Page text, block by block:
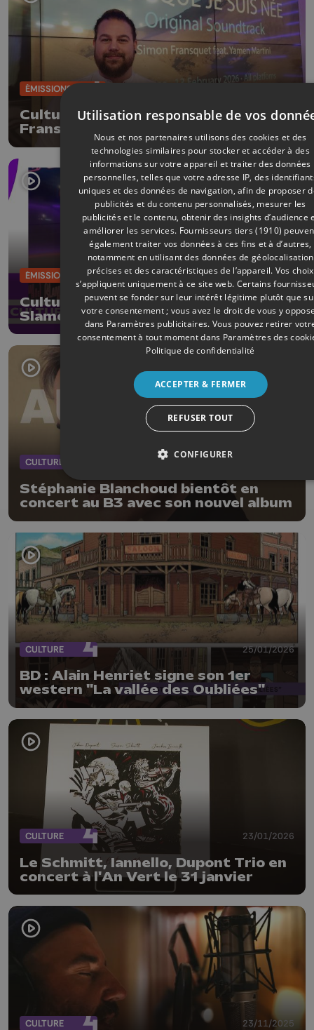
ÉMISSIONS
CultureL avec le compositeur Simon
Fransquet
ÉMISSIONS 30/01/2026
CultureL avec M'sieur 13 et la
Slamerie à Huy
CULTURE
Stéphanie Blanchoud bientôt en
concert au B3 avec son nouvel album
CULTURE 25/01/2026
BD : Alain Henriet signe son 1er
western "La vallée des Oubliées"
CULTURE 23/01/2026
Le Schmitt, Iannello, Dupont Trio en
concert à l'An Vert le 31 janvier
CULTURE 23/11/2025
Utilisation responsable de vos
Nous et nos partenaires utilisons des cookies et des
technologies similaires pour stocker et accéder à des
informations sur votre appareil et traiter des données
personnelles, telles que votre adresse IP, des
uniques et des données de navigation, afin de proposer
publicités et du contenu personnalisés, mesurer les
publicités et le contenu, obtenir des insights d’audience
améliorer les services. Fournisseurs tiers (1910)
également traiter vos données à ces fins et à d’autres,
notamment en utilisant des données de géolocalisation
précises et des caractéristiques de l’appareil. Vos choix
s’appliquent uniquement à ce site web. Certains
peuvent se fonder sur leur intérêt légitime plutôt que
votre consentement ; vous avez le droit de vous y
dans Paramètres publicitaires. Vous pouvez retirer
consentement à tout moment dans Paramètres des
Politique de confidentialité
ACCEPTER & FERMER
REFUSER TOUT
CONFIGURER